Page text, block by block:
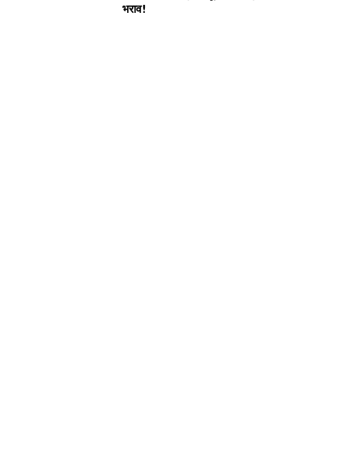
भराव!